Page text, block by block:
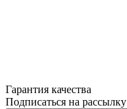
Гарантия качества
Подписаться на рассылку